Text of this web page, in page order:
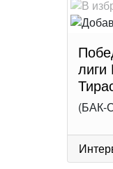
(БАК-